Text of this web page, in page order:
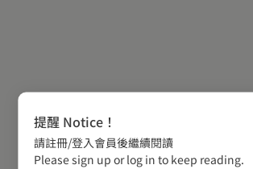
提醒 Notice！
請註冊/登入會員後繼續閱讀
Please sign up or log in to keep reading.